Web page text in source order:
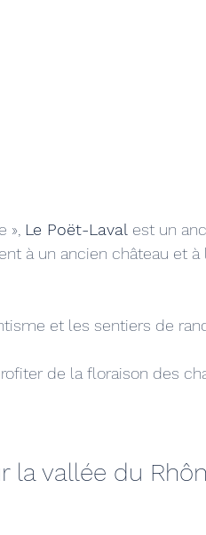
», Le Poët-Laval est un
à un ancien château et à
et les sentiers de
de la floraison des
la vallée du